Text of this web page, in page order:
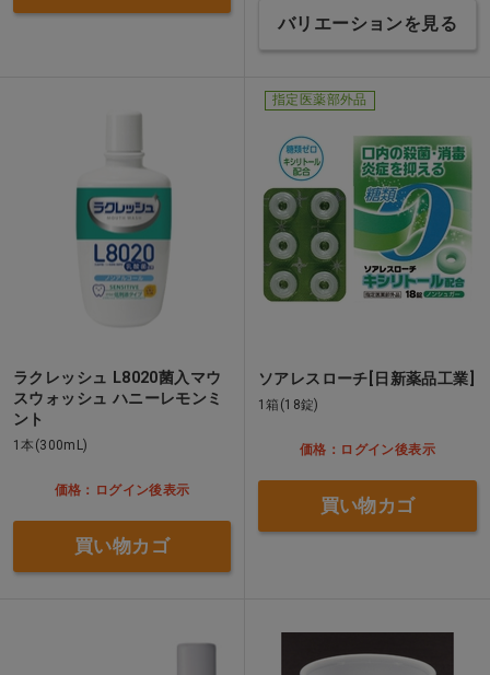
バリエーションを見る
ラクレッシュ L8020菌入マウ
スウォッシュ ハニーレモンミ
ント
1本(300mL)
価格：ログイン後表示
買い物カゴ
指定医薬部外品
ソアレスローチ[日新薬品工業]
1箱(18錠)
価格：ログイン後表示
買い物カゴ